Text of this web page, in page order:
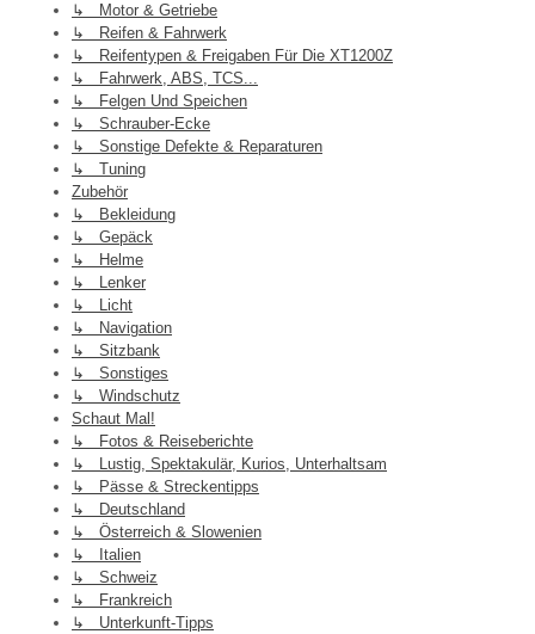
↳ Motor & Getriebe
↳ Reifen & Fahrwerk
↳ Reifentypen & Freigaben Für Die XT1200Z
↳ Fahrwerk, ABS, TCS...
↳ Felgen Und Speichen
↳ Schrauber-Ecke
↳ Sonstige Defekte & Reparaturen
↳ Tuning
Zubehör
↳ Bekleidung
↳ Gepäck
↳ Helme
↳ Lenker
↳ Licht
↳ Navigation
↳ Sitzbank
↳ Sonstiges
↳ Windschutz
Schaut Mal!
↳ Fotos & Reiseberichte
↳ Lustig, Spektakulär, Kurios, Unterhaltsam
↳ Pässe & Streckentipps
↳ Deutschland
↳ Österreich & Slowenien
↳ Italien
↳ Schweiz
↳ Frankreich
↳ Unterkunft-Tipps